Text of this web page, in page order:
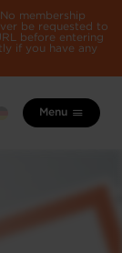
membership
be requested to
before entering
if you have any
Menu